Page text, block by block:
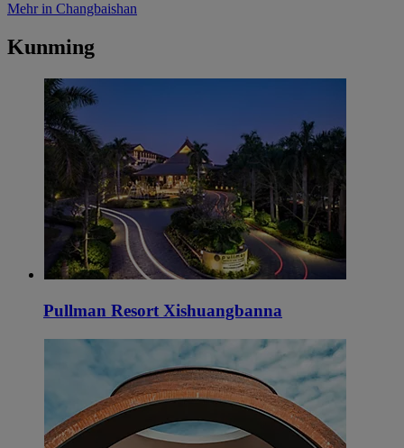
Mehr in Changbaishan
Kunming
Pullman Resort Xishuangbanna